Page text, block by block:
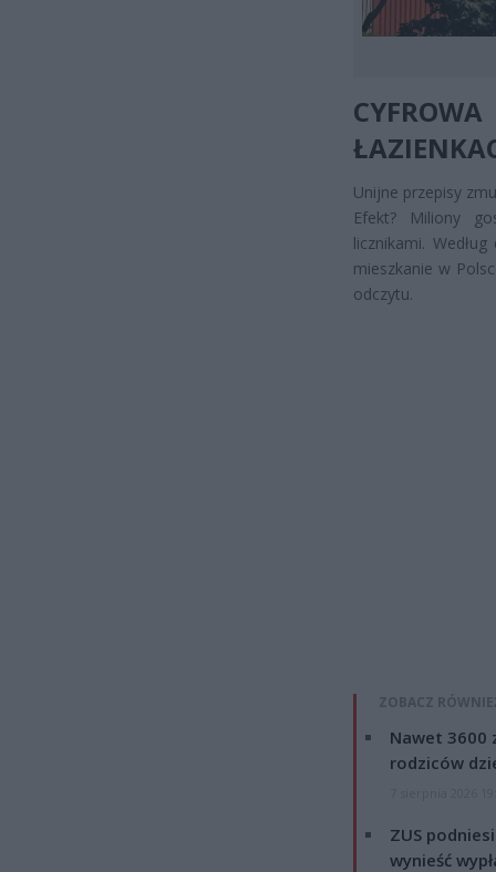
Unijne przepisy
Efekt? Miliony
licznikami.
mieszkanie w
odczytu.
ZOBACZ
Nawet 3600
rodziców
ZUS
wynieść